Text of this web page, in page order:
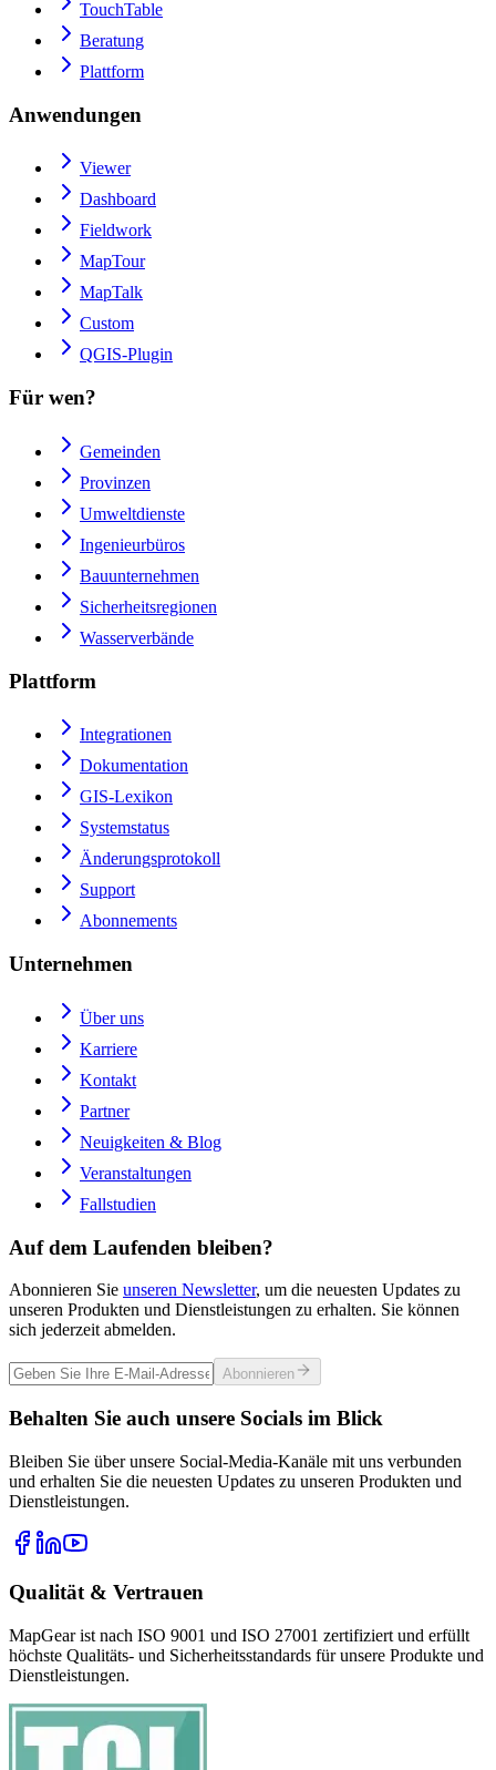
TouchTable
Beratung
Plattform
Anwendungen
Viewer
Dashboard
Fieldwork
MapTour
MapTalk
Custom
QGIS-Plugin
Für wen?
Gemeinden
Provinzen
Umweltdienste
Ingenieurbüros
Bauunternehmen
Sicherheitsregionen
Wasserverbände
Plattform
Integrationen
Dokumentation
GIS-Lexikon
Systemstatus
Änderungsprotokoll
Support
Abonnements
Unternehmen
Über uns
Karriere
Kontakt
Partner
Neuigkeiten & Blog
Veranstaltungen
Fallstudien
Auf dem Laufenden bleiben?
Abonnieren Sie unseren Newsletter, um die neuesten Updates zu
unseren Produkten und Dienstleistungen zu erhalten. Sie können
sich jederzeit abmelden.
Abonnieren
Behalten Sie auch unsere Socials im Blick
Bleiben Sie über unsere Social-Media-Kanäle mit uns verbunden
und erhalten Sie die neuesten Updates zu unseren Produkten und
Dienstleistungen.
Qualität & Vertrauen
MapGear ist nach ISO 9001 und ISO 27001 zertifiziert und erfüllt
höchste Qualitäts- und Sicherheitsstandards für unsere Produkte und
Dienstleistungen.